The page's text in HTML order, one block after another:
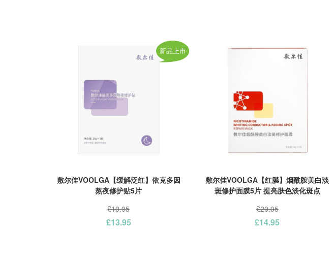
敷尔佳VOOLGA【缓解泛红】依克多因
熬夜修护贴5片
新品上市
£19.95
£13.95
敷尔佳VOOLGA【红膜】烟酰胺美白淡
斑修护面膜5片 提亮肤色淡化斑点
£20.95
£14.95